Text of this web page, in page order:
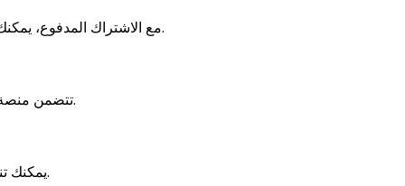
مع الاشتراك المدفوع، يمكنك مشاهدة المحتوى المفضل لديك من دون أي انقطاعات إعلانية، ما يوفر تجربة ممتعة وغير متقطعة.
تتضمن منصة شاهد عدداً كبيراً من الأعمال الحصرية التي لا يمكن العثور عليها على منصات أخرى.
يمكنك تنزيل البرامج والأفلام لمشاهدتها في وقت لاحق دون الحاجة إلى اتصال بالإنترنت.